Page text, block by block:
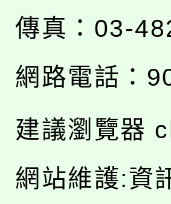
傳真：03-
網路電話：
建議瀏覽器
網站維護:資